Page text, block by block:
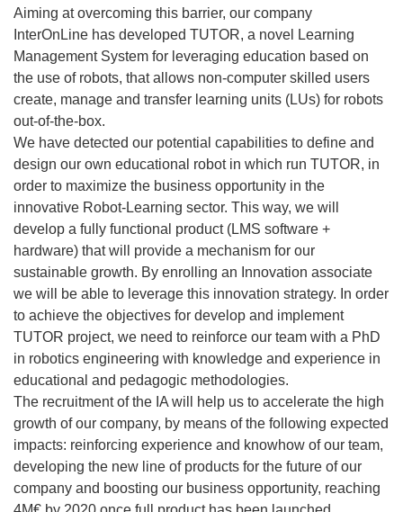
Aiming at overcoming this barrier, our company
InterOnLine has developed TUTOR, a novel Learning
Management System for leveraging education based on
the use of robots, that allows non-computer skilled users
create, manage and transfer learning units (LUs) for robots
out-of-the-box.
We have detected our potential capabilities to define and
design our own educational robot in which run TUTOR, in
order to maximize the business opportunity in the
innovative Robot-Learning sector. This way, we will
develop a fully functional product (LMS software +
hardware) that will provide a mechanism for our
sustainable growth. By enrolling an Innovation associate
we will be able to leverage this innovation strategy. In order
to achieve the objectives for develop and implement
TUTOR project, we need to reinforce our team with a PhD
in robotics engineering with knowledge and experience in
educational and pedagogic methodologies.
The recruitment of the IA will help us to accelerate the high
growth of our company, by means of the following expected
impacts: reinforcing experience and knowhow of our team,
developing the new line of products for the future of our
company and boosting our business opportunity, reaching